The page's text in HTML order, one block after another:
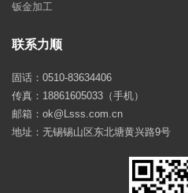
钣金加工
联系力顺
固话：0510-83634406
传真：18861605033（手机）
邮箱：ok@Lsss.com.cn
地址：无锡锡山区东北塘黄兴路9号